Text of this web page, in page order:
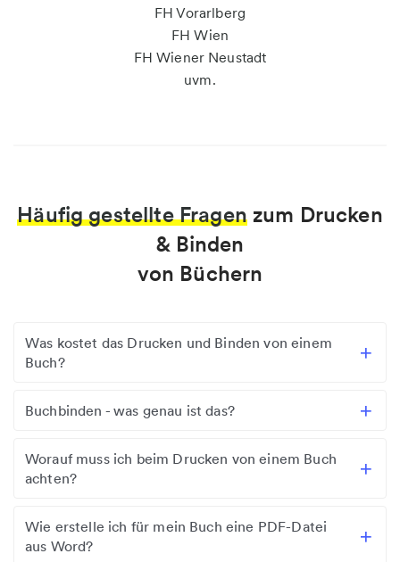
FH Vorarlberg
FH Wien
FH Wiener Neustadt
uvm.
Häufig gestellte Fragenzum Drucken
& Binden
von Büchern
Was kostet das Drucken und Binden von einem
Buch?
Buchbinden - was genau ist das?
Worauf muss ich beim Drucken von einem Buch
achten?
Wie erstelle ich für mein Buch eine PDF-Datei
aus Word?